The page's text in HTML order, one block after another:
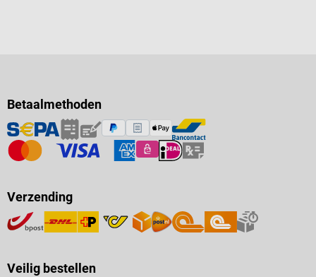
Betaalmethoden
Verzending
Veilig bestellen